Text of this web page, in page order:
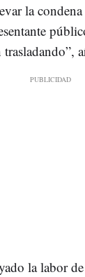
la
la labor